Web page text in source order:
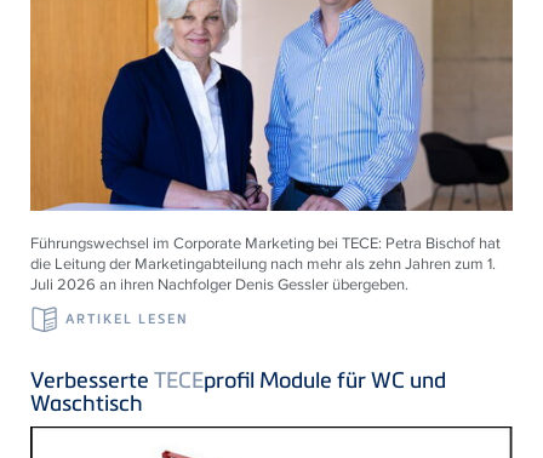
Führungswechsel im Corporate Marketing bei TECE: Petra Bischof hat
die Leitung der Marketingabteilung nach mehr als zehn Jahren zum 1.
Juli 2026 an ihren Nachfolger Denis Gessler übergeben.
ARTIKEL LESEN
Verbesserte TECEprofil Module für WC und
Waschtisch